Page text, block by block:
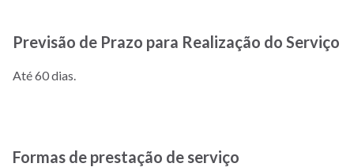
Previsão de Prazo para Realização do Serviço
Até 60 dias.
Formas de prestação de serviço